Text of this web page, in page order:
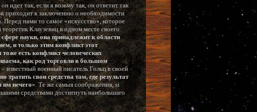
так, если я возьму так, он ответит так
приходит к заключению о необходимости
Перед нами то самое «искусство», которое
Клаузевиц в одном месте своего
науки, она принадлежит к области
и только этим конфликт этот
есть конфликт человеческих
как род торговли в большом
известный военный писатель Гольц в своей
тратить свои средства там, где результат
нечего». Те же самыя соображения, si
средствами достигнуть наибольшаго